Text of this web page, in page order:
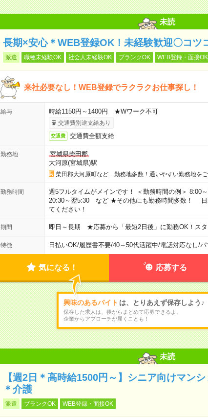
未読
長期×安心＊WEB登録OK！未経験歓迎〇コツ
派遣 職種未経験OK 社会人未経験OK ブランクOK WEB登録・面接OK
来社必要なし！WEB登録でラクラクお仕事探し！
給与 時給1150円～1400円 ★Wワーク不可
交通費別途支給あり
交通費 交通費全額支給
勤務地
宮城県柴田郡
大河原(宮城県)駅
柴田郡大河原町など…勤務地多数！通いやすい勤務地をご
勤務時間
週5フルタイムがメインです！ ＜勤務時間の例＞ 8:00
20:30～翌5:30 など ★その他にも勤務時間多数！ 日
てください！
期間 即日～長期 ★応募から「最短2日後」に勤務OK！ス
特徴 日払いOK/履歴書不要/40～50代活躍中/電話対応なし/パ
気になる！ 応募する
興味のあるバイト は、とりあえず保存しよう♪
保存した求人は、後からまとめて応募できるよ。
企業からアプローチが届くことも！
未読
【週2日＊高時給1500円～】シニア向けマン
＊介護
派遣 ブランクOK WEB登録・面接OK